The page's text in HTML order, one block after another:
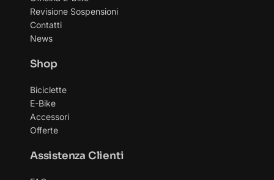
pagina
del
prodotto
Revisione Sospensioni
Contatti
News
Shop
Biciclette
E-Bike
Accessori
Offerte
Assistenza Clienti